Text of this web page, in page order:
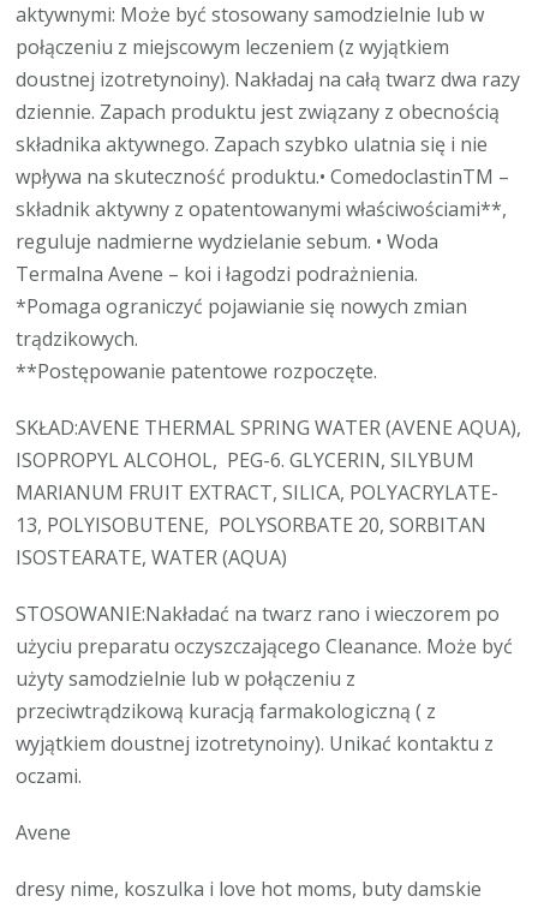
aktywnymi: Może być stosowany samodzielnie lub w
połączeniu z miejscowym leczeniem (z wyjątkiem
doustnej izotretynoiny). Nakładaj na całą twarz dwa razy
dziennie. Zapach produktu jest związany z obecnością
składnika aktywnego. Zapach szybko ulatnia się i nie
wpływa na skuteczność produktu.• ComedoclastinTM –
składnik aktywny z opatentowanymi właściwościami**,
reguluje nadmierne wydzielanie sebum. • Woda
Termalna Avene – koi i łagodzi podrażnienia.
*Pomaga ograniczyć pojawianie się nowych zmian
trądzikowych.
**Postępowanie patentowe rozpoczęte.
SKŁAD:AVENE THERMAL SPRING WATER (AVENE AQUA),
ISOPROPYL ALCOHOL, PEG-6. GLYCERIN, SILYBUM
MARIANUM FRUIT EXTRACT, SILICA, POLYACRYLATE-
13, POLYISOBUTENE, POLYSORBATE 20, SORBITAN
ISOSTEARATE, WATER (AQUA)
STOSOWANIE:Nakładać na twarz rano i wieczorem po
użyciu preparatu oczyszczającego Cleanance. Może być
użyty samodzielnie lub w połączeniu z
przeciwtrądzikową kuracją farmakologiczną ( z
wyjątkiem doustnej izotretynoiny). Unikać kontaktu z
oczami.
Avene
dresy nime, koszulka i love hot moms, buty damskie